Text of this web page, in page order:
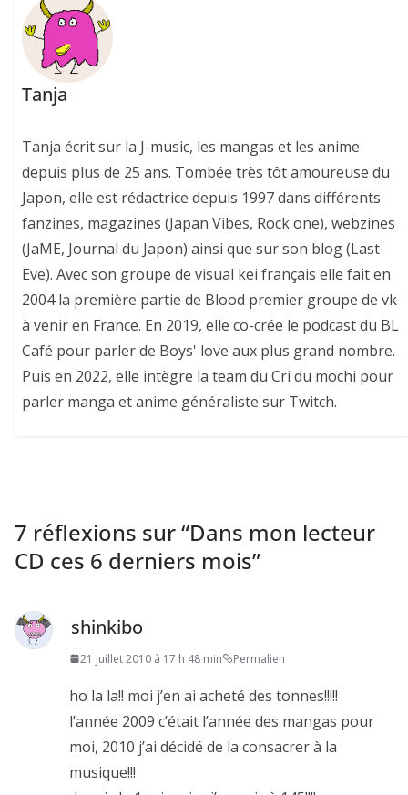
Tanja
Tanja écrit sur la J-music, les mangas et les anime
depuis plus de 25 ans. Tombée très tôt amoureuse du
Japon, elle est rédactrice depuis 1997 dans différents
fanzines, magazines (Japan Vibes, Rock one), webzines
(JaME, Journal du Japon) ainsi que sur son blog (Last
Eve). Avec son groupe de visual kei français elle fait en
2004 la première partie de Blood premier groupe de vk
à venir en France. En 2019, elle co-crée le podcast du BL
Café pour parler de Boys' love aux plus grand nombre.
Puis en 2022, elle intègre la team du Cri du mochi pour
parler manga et anime généraliste sur Twitch.
7 réflexions sur “Dans mon lecteur
CD ces 6 derniers mois”
shinkibo
21 juillet 2010 à 17 h 48 min Permalien
ho la la!! moi j’en ai acheté des tonnes!!!!!
l’année 2009 c’était l’année des mangas pour
moi, 2010 j’ai décidé de la consacrer à la
musique!!!